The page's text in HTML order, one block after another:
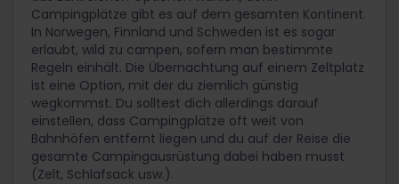
Campingplätze gibt es auf dem gesamten Kontinent.
In Norwegen, Finnland und Schweden ist es sogar
erlaubt, wild zu campen, sofern man bestimmte
Regeln einhält. Die Übernachtung auf einem Zeltplatz
ist eine Option, mit der du ziemlich günstig
wegkommst. Du solltest dich allerdings darauf
einstellen, dass Campingplätze oft weit von
Bahnhöfen entfernt liegen und du auf der Reise die
gesamte Campingausrüstung dabei haben musst
(Zelt, Schlafsack usw.).